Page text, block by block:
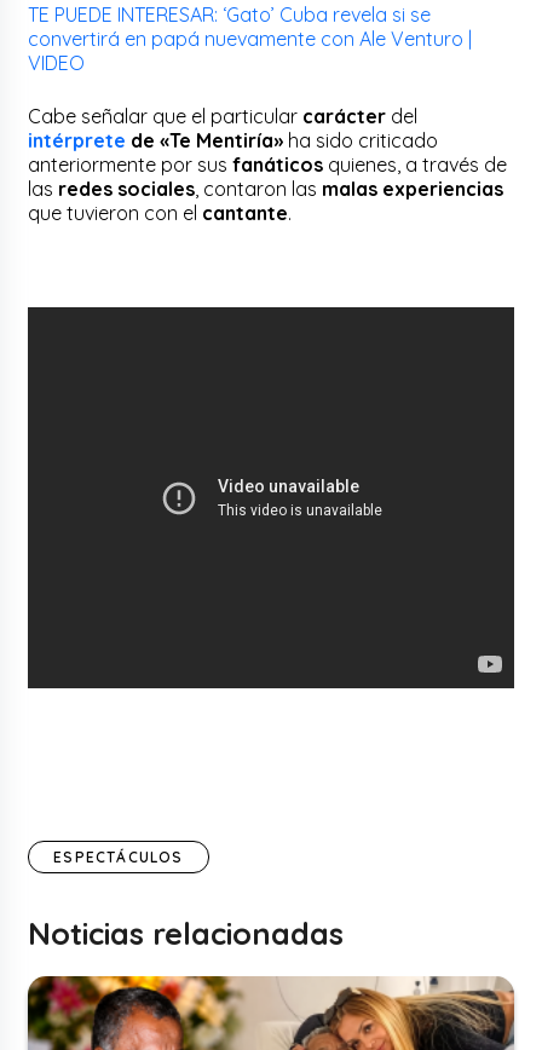
TE PUEDE INTERESAR: ‘Gato’ Cuba revela si se
convertirá en papá nuevamente con Ale Venturo |
VIDEO
Cabe señalar que el particular carácter del
intérprete de «Te Mentiría» ha sido criticado
anteriormente por susfanáticos quienes, a través de
las redes sociales , contaron las malas experiencias
que tuvieron con el cantante.
ESPECTÁCULOS
Noticias relacionadas